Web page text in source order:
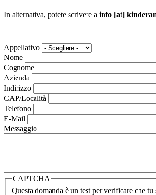
In alternativa, potete scrivere a info [at]
Appellativo
Nome
Cognome
Azienda
Indirizzo
CAP/Località
Telefono
E-Mail
Messaggio
CAPTCHA